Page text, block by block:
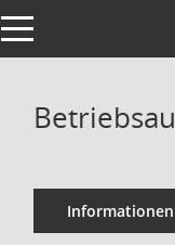
Toggle navigation
Informationen